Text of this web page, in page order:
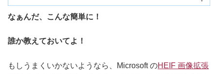
なぁんだ、こんな簡単に！
誰か教えておいてよ！
もしうまくいかないようなら、Microsoft のHEIF 画像拡張